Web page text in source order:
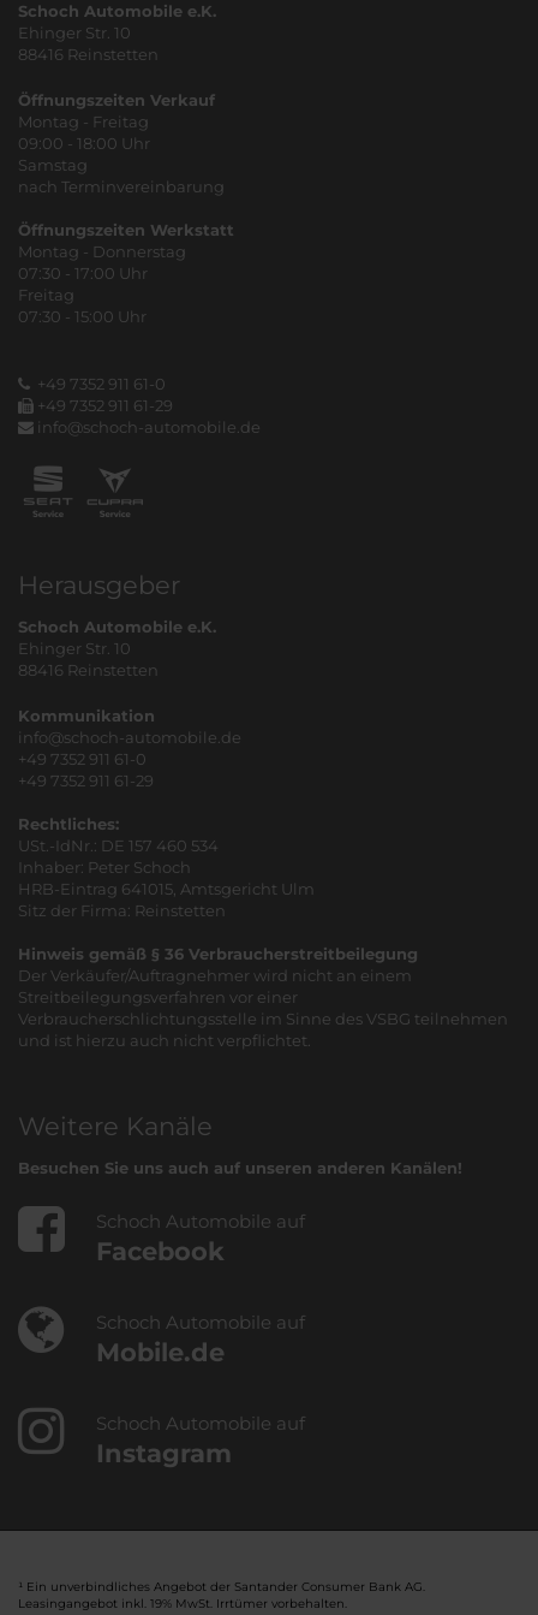
Schoch Automobile e.K.
Ehinger Str. 10
88416 Reinstetten
Öffnungszeiten Verkauf
Montag - Freitag
09:00 - 18:00 Uhr
Samstag
nach Terminvereinbarung
Öffnungszeiten Werkstatt
Montag - Donnerstag
07:30 - 17:00 Uhr
Freitag
07:30 - 15:00 Uhr
+49 7352 911 61-0
+49 7352 911 61-29
info@schoch-automobile.de
Herausgeber
Schoch Automobile e.K.
Ehinger Str. 10
88416 Reinstetten
Kommunikation
info@schoch-automobile.de
+49 7352 911 61-0
+49 7352 911 61-29
Rechtliches:
USt.-IdNr.: DE 157 460 534
Inhaber: Peter Schoch
HRB-Eintrag 641015, Amtsgericht Ulm
Sitz der Firma: Reinstetten
Hinweis gemäß § 36 Verbraucherstreitbeilegung
Der Verkäufer/Auftragnehmer wird nicht an einem
Streitbeilegungsverfahren vor einer
Verbraucherschlichtungsstelle im Sinne des VSBG teilnehmen
und ist hierzu auch nicht verpflichtet.
Weitere Kanäle
Besuchen Sie uns auch auf unseren anderen Kanälen!
Schoch Automobile auf
Facebook
Schoch Automobile auf
Mobile.de
Schoch Automobile auf
Instagram
¹ Ein unverbindliches Angebot der Santander Consumer Bank AG.
Leasingangebot inkl. 19% MwSt. Irrtümer vorbehalten.